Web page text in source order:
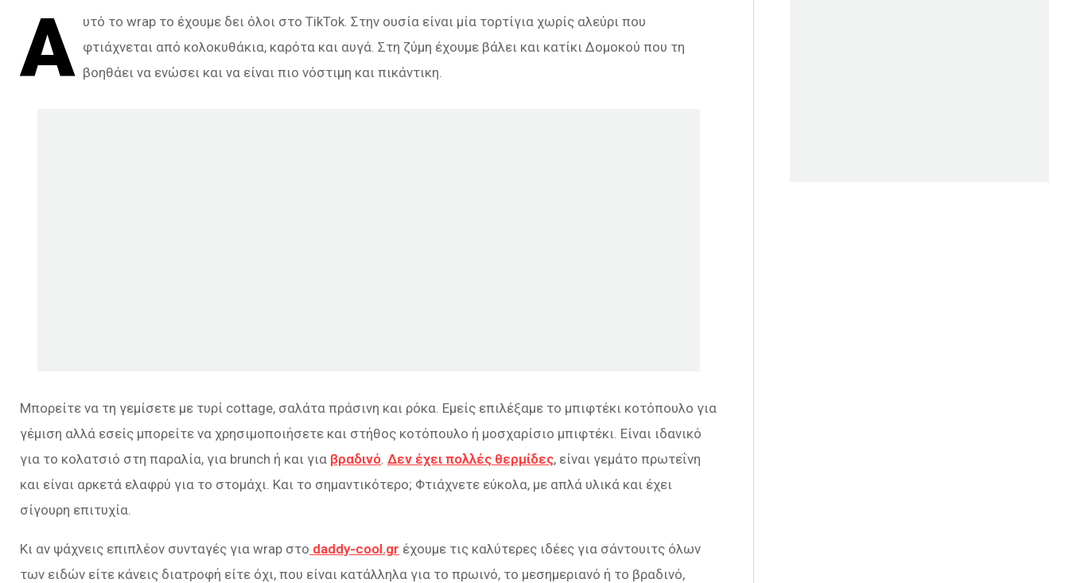
Α υτό το wrap το έχουμε δει όλοι στο TikTok. Στην ουσία είναι μία τορτίγια χωρίς αλεύρι που
φτιάχνεται από κολοκυθάκια, καρότα και αυγά. Στη ζύμη έχουμε βάλει και κατίκι Δομοκού που τη
βοηθάει να ενώσει και να είναι πιο νόστιμη και πικάντικη.
Μπορείτε να τη γεμίσετε με τυρί cottage, σαλάτα πράσινη και ρόκα. Εμείς επιλέξαμε το μπιφτέκι κοτόπουλο για
γέμιση αλλά εσείς μπορείτε να χρησιμοποιήσετε και στήθος κοτόπουλο ή μοσχαρίσιο μπιφτέκι. Είναι ιδανικό
για το κολατσιό στη παραλία, για brunch ή και για βραδινό. Δεν έχει πολλές θερμίδες, είναι γεμάτο πρωτεΐνη
και είναι αρκετά ελαφρύ για το στομάχι. Και το σημαντικότερο; Φτιάχνετε εύκολα, με απλά υλικά και έχει
σίγουρη επιτυχία.
Κι αν ψάχνεις επιπλέον συνταγές για wrap στο daddy-cool.gr έχουμε τις καλύτερες ιδέες για σάντουιτς όλων
των ειδών είτε κάνεις διατροφή είτε όχι, που είναι κατάλληλα για το πρωινό, το μεσημεριανό ή το βραδινό,